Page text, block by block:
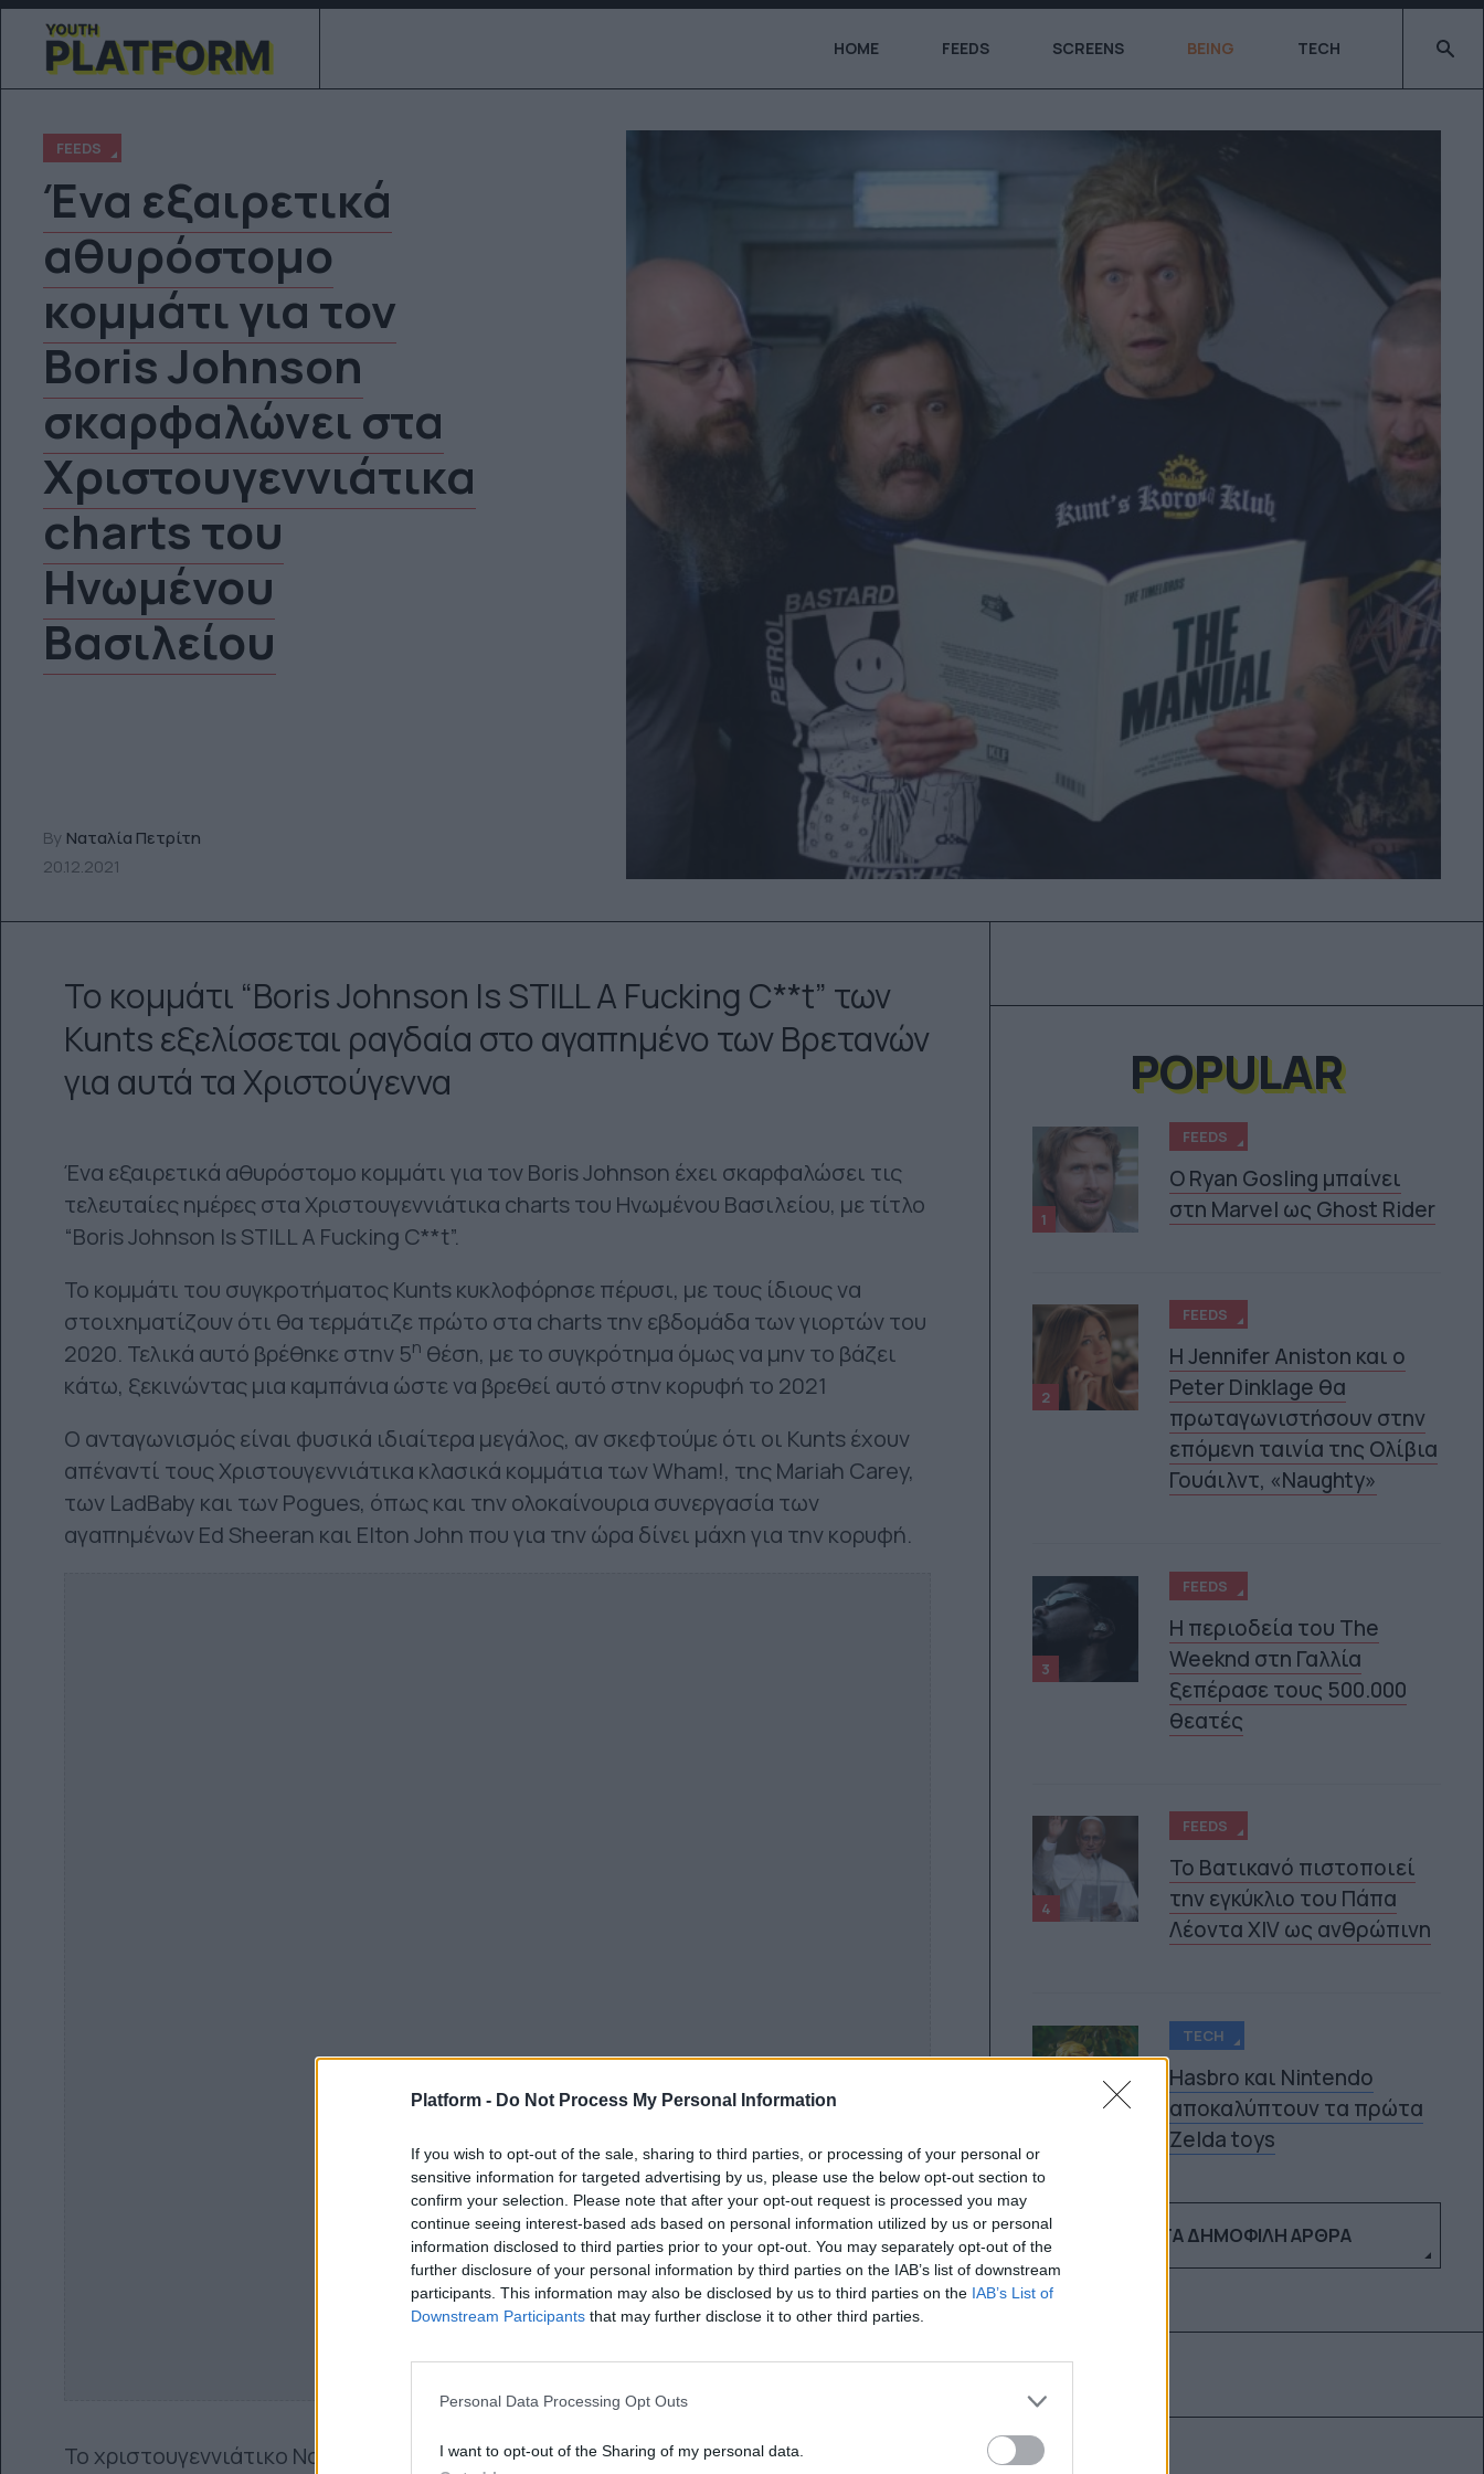
Platform - Do Not Process My Personal Information
If you wish to opt-out of the sale, sharing to third parties, or processing of your personal or
sensitive information for targeted advertising by us, please use the below opt-out section to
confirm your selection. Please note that after your opt-out request is processed you may
continue seeing interest-based ads based on personal information utilized by us or personal
information disclosed to third parties prior to your opt-out. You may separately opt-out of the
further disclosure of your personal information by third parties on the IAB’s list of downstream
participants. This information may also be disclosed by us to third parties on the IAB’s List of
Downstream Participants that may further disclose it to other third parties.
Personal Data Processing Opt Outs
I want to opt-out of the Sharing of my personal data.
HOME FEEDS SCREENS BEING TECH Type
FEEDS
Ένα εξαιρετικά
αθυρόστομο
κομμάτι για τον
Boris Johnson
σκαρφαλώνει στα
Χριστουγεννιάτικα
charts του
Ηνωμένου
Βασιλείου
By Ναταλία Πετρίτη
20.12.2021
Το κομμάτι “Boris Johnson Is STILL A Fucking C**t” των
Kunts εξελίσσεται ραγδαία στο αγαπημένο των Βρετανών
για αυτά τα Χριστούγεννα
Ένα εξαιρετικά αθυρόστομο κομμάτι για τον Boris Johnson έχει σκαρφαλώσει τις
τελευταίες ημέρες στα Χριστουγεννιάτικα charts του Ηνωμένου Βασιλείου, με τίτλο
“Boris Johnson Is STILL A Fucking C**t”.
Το κομμάτι του συγκροτήματος Kunts κυκλοφόρησε πέρυσι, με τους ίδιους να
στοιχηματίζουν ότι θα τερμάτιζε πρώτο στα charts την εβδομάδα των γιορτών του
2020. Τελικά αυτό βρέθηκε στην 5η θέση, με το συγκρότημα όμως να μην το βάζει
κάτω, ξεκινώντας μια καμπάνια ώστε να βρεθεί αυτό στην κορυφή το 2021
Ο ανταγωνισμός είναι φυσικά ιδιαίτερα μεγάλος, αν σκεφτούμε ότι οι Kunts έχουν
απέναντί τους Χριστουγεννιάτικα κλασικά κομμάτια των Wham!, της Mariah Carey,
των LadBaby και των Pogues, όπως και την ολοκαίνουρια συνεργασία των
αγαπημένων Ed Sheeran και Elton John που για την ώρα δίνει μάχη για την κορυφή.
Το χριστουγεννιάτικο Νούμερο 1 των charts αναμένεται να ανακοινωθεί όπως κάθε
POPULAR
1
FEEDS
Ο Ryan Gosling μπαίνει
στη Marvel ως Ghost Rider
2
FEEDS
Η Jennifer Aniston και ο
Peter Dinklage θα
πρωταγωνιστήσουν στην
επόμενη ταινία της Ολίβια
Γουάιλντ, «Naughty»
3
FEEDS
Η περιοδεία του The
Weeknd στη Γαλλία
ξεπέρασε τους 500.000
θεατές
4
FEEDS
Το Βατικανό πιστοποιεί
την εγκύκλιο του Πάπα
Λέοντα XIV ως ανθρώπινη
TECH
Hasbro και Nintendo
αποκαλύπτουν τα πρώτα
Zelda toys
ΔΕΣ ΤΑ ΔΗΜΟΦΙΛΉ ΆΡΘΡΑ